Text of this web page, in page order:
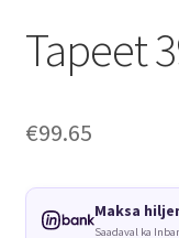
Tapeet
€99.65
Maksa
Saadaval ka